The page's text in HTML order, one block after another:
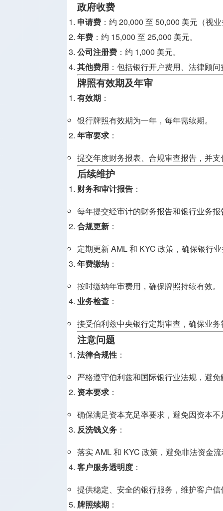
政府收费
申请费 ：约 20,000 至 50,000 美元（视
年费 ：约 15,000 至 25,000 美元。
公司注册费 ：约 1,000 美元。
其他费用 ：包括银行开户费用、法律顾
牌照有效期及年审
有效期 ：
银行牌照有效期为一年，每年需续期。
年审要求 ：
提交年度财务报表、合规审查报告，并
后续维护
财务和审计报告 ：
每年提交经审计的财务报告和银行业务报
合规更新 ：
定期更新 AML 和 KYC 政策，确保银行
年费缴纳 ：
按时缴纳年审费用，确保牌照持续有效。
业务检查 ：
接受伯利兹中央银行定期审查，确保业
注意问题
法律合规性 ：
严格遵守伯利兹和国际银行业法规，避
资本要求 ：
确保满足资本充足率要求，避免因资本
反洗钱义务 ：
落实 AML 和 KYC 政策，避免非法资金
客户服务透明度 ：
提供稳定、安全的银行服务，维护客户信
牌照续期 ：